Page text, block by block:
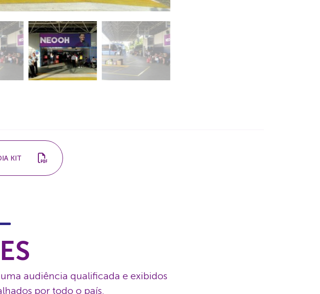
KIT
audiência qualificada e exibidos
por todo o país.